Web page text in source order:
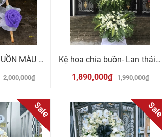
KỆ HOA CHIA BUỒN MÀU TRẮNG TÍM
2,000,000₫
Kệ hoa chia buồn- Lan thái trắng
1,890,000₫ 1,990,000₫
Sale Sale